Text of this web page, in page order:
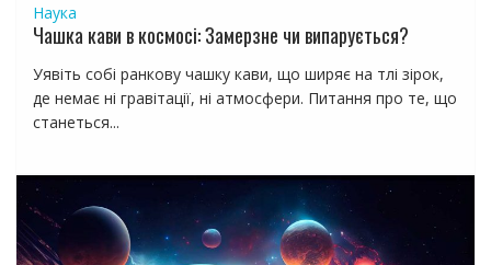
Наука
Чашка кави в космосі: Замерзне чи випарується?
Уявіть собі ранкову чашку кави, що ширяє на тлі зірок,
де немає ні гравітації, ні атмосфери. Питання про те, що
станеться...